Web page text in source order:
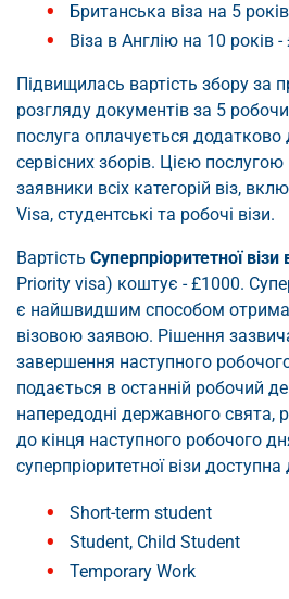
Британська віза на 5
Віза в Англію на 10 років -
Підвищилась вартість збору за
розгляду документів за 5
послуга оплачується додатково
сервісних зборів. Цією
заявники всіх категорій віз,
Visa, студентські та робочі візи.
Вартість Суперпріоритетної
Priority visa) коштує - £1000.
є найшвидшим способом
візовою заявою. Рішення
завершення наступного
подається в останній робочий
напередодні державного свята,
до кінця наступного робочого
суперпріоритетної візи доступна
Short-term student
Student, Child Student
Temporary Work